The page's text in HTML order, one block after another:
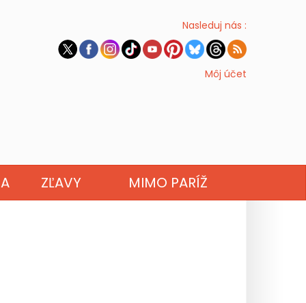
Nasleduj nás :
Môj účet
ZĽAVY MIMO PARÍŽ